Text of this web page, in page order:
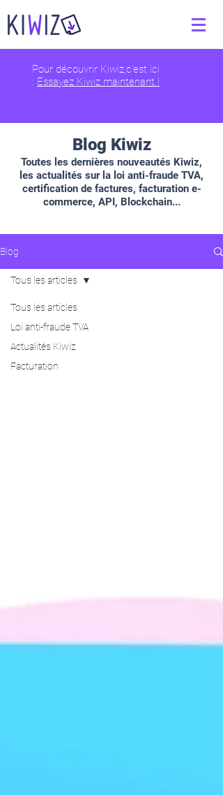
Pour découvrir Kiwiz,c'est ici
: Essayez Kiwiz maintenant !
Blog Kiwiz
Toutes les dernières nouveautés Kiwiz,
les actualités sur la loi anti-fraude TVA,
certification de factures, facturation e-
commerce, API, Blockchain...
Blog
Tous les articles
Loi anti-fraude TVA
Actualités Kiwiz
Facturation
Tous les articles